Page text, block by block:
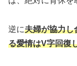
逆に夫婦が協力し
る愛情はV字回復